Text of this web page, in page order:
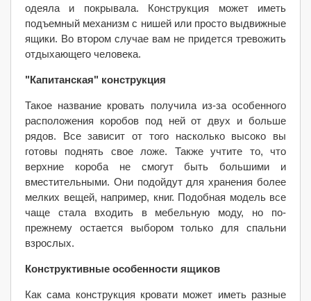
одеяла и покрывала. Конструкция может иметь
подъемный механизм с нишей или просто выдвижные
ящики. Во втором случае вам не придется тревожить
отдыхающего человека.
"Капитанская" конструкция
Такое название кровать получила из-за особенного
расположения коробов под ней от двух и больше
рядов. Все зависит от того насколько высоко вы
готовы поднять свое ложе. Также учтите то, что
верхние короба не смогут быть большими и
вместительными. Они подойдут для хранения более
мелких вещей, например, книг. Подобная модель все
чаще стала входить в мебельную моду, но по-
прежнему остается выбором только для спальни
взрослых.
Конструктивные особенности ящиков
Как сама конструкция кровати может иметь разные